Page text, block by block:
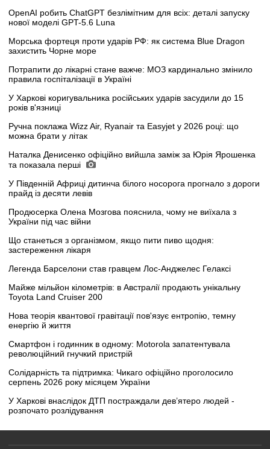
OpenAI робить ChatGPT безлімітним для всіх: деталі запуску
нової моделі GPT-5.6 Luna
Морська фортеця проти ударів РФ: як система Blue Dragon
захистить Чорне море
Потрапити до лікарні стане важче: МОЗ кардинально змінило
правила госпіталізації в Україні
У Харкові коригувальника російських ударів засудили до 15
років в'язниці
Ручна поклажа Wizz Air, Ryanair та Easyjet у 2026 році: що
можна брати у літак
Наталка Денисенко офіційно вийшла заміж за Юрія Ярошенка
та показала перші
У Південній Африці дитинча білого носорога прогнало з дороги
прайд із десяти левів
Продюсерка Олена Мозгова пояснила, чому не виїхала з
України під час війни
Що станеться з організмом, якщо пити пиво щодня:
застереження лікаря
Легенда Барселони став гравцем Лос-Анджелес Гелаксі
Майже мільйон кілометрів: в Австралії продають унікальну
Toyota Land Cruiser 200
Нова теорія квантової гравітації пов'язує ентропію, темну
енергію й життя
Смартфон і годинник в одному: Motorola запатентувала
революційний гнучкий пристрій
Солідарність та підтримка: Чикаго офіційно проголосило
серпень 2026 року місяцем України
У Харкові внаслідок ДТП постраждали дев’ятеро людей -
розпочато розлідування